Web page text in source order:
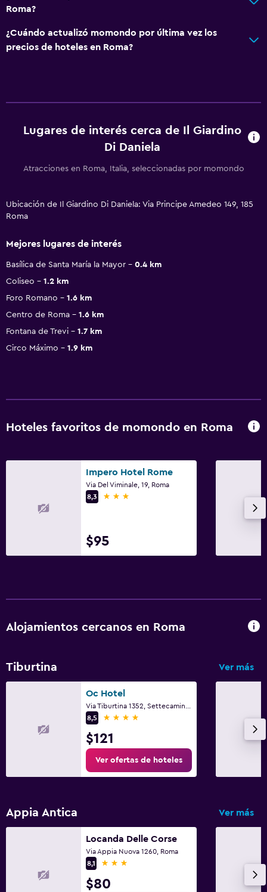
Roma?
¿Cuándo actualizó momondo por última vez los
precios de hoteles en Roma?
Lugares de interés cerca de Il Giardino
Di Daniela
Atracciones en Roma, Italia, seleccionadas por momondo
Ubicación de Il Giardino Di Daniela: Via Principe Amedeo 149, 185
Roma
Mejores lugares de interés
Basílica de Santa María la Mayor
0.4 km
Coliseo
1.2 km
Foro Romano
1.6 km
Centro de Roma
1.6 km
Fontana de Trevi
1.7 km
Circo Máximo
1.9 km
Hoteles favoritos de momondo en Roma
Impero Hotel Rome
Via Del Viminale, 19, Roma
8,3
3 estrellas
$95
Alojamientos cercanos en Roma
Tiburtina Ver más
Oc Hotel
8,5
4 estrellas
$121
Ver ofertas de hoteles
Appia Antica Ver más
Locanda Delle Corse
Via Appia Nuova 1260, Roma
8,1
3 estrellas
$80